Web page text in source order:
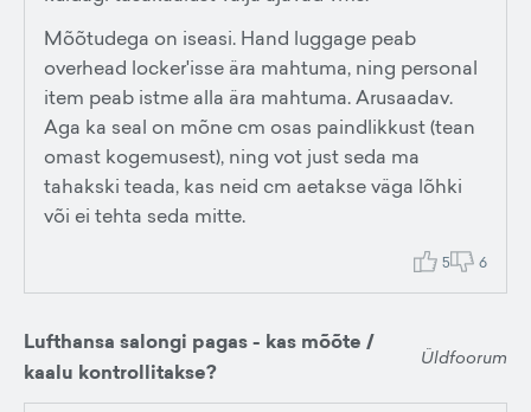
Mõõtudega on iseasi. Hand luggage peab
overhead locker'isse ära mahtuma, ning personal
item peab istme alla ära mahtuma. Arusaadav.
Aga ka seal on mõne cm osas paindlikkust (tean
omast kogemusest), ning vot just seda ma
tahakski teada, kas neid cm aetakse väga lõhki
või ei tehta seda mitte.
5 6
Lufthansa salongi pagas - kas mõõte /
kaalu kontrollitakse?
Üldfoorum